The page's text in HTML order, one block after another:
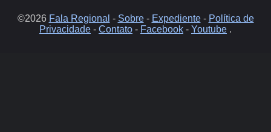
©2026 Fala Regional - Sobre- Expediente- Política de
Privacidade - Contato - Facebook - Youtube .